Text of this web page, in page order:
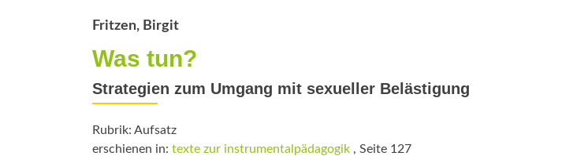
Fritzen, Birgit
Was tun?
Strategien zum Umgang mit sexueller Belästigung
Rubrik: Aufsatz
erschienen in: texte zur instrumentalpädagogik , Seite 127